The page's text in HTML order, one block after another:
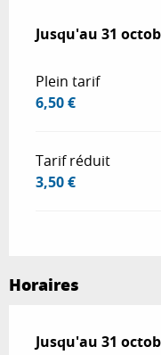
Du6 juin 2026au
Jusqu'au 31
Plein tarif
6,50 €
Tarif réduit
3,50 €
Horaires
Du6 juin 2026au
Jusqu'au 31